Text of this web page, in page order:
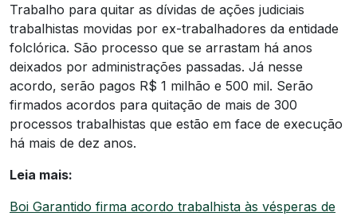
Trabalho para quitar as dívidas de ações judiciais
trabalhistas movidas por ex-trabalhadores da entidade
folclórica. São processo que se arrastam há anos
deixados por administrações passadas. Já nesse
acordo, serão pagos R$ 1 milhão e 500 mil. Serão
firmados acordos para quitação de mais de 300
processos trabalhistas que estão em face de execução
há mais de dez anos.
Leia mais:
Boi Garantido firma acordo trabalhista às vésperas de